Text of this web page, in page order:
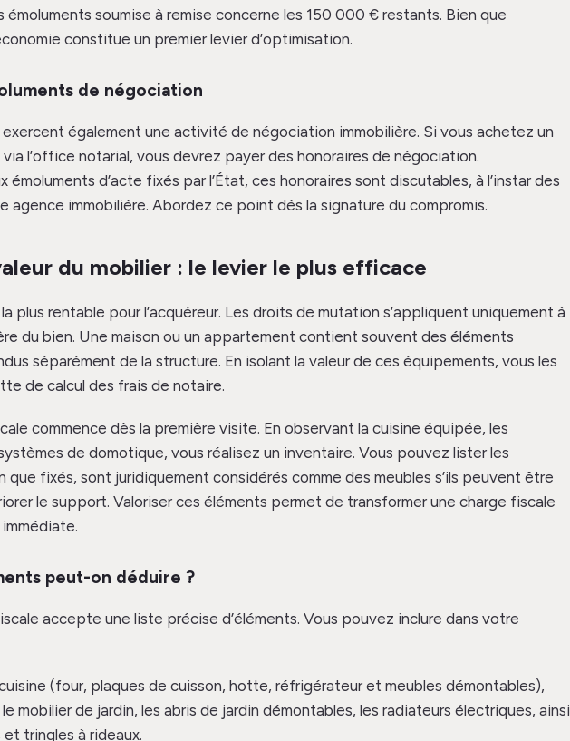
soumise à remise concerne les 150 000 € restants. Bien que
constitue un premier levier d’optimisation.
de négociation
également une activité de négociation immobilière. Si vous achetez un
l’office notarial, vous devrez payer des honoraires de négociation.
émoluments d’acte fixés par l’État, ces honoraires sont discutables, à l’instar des
agence immobilière. Abordez ce point dès la signature du compromis.
du mobilier : le levier le plus efficace
plus rentable pour l’acquéreur. Les droits de mutation s’appliquent uniquement à
du bien. Une maison ou un appartement contient souvent des éléments
séparément de la structure. En isolant la valeur de ces équipements, vous les
de calcul des frais de notaire.
commence dès la première visite. En observant la cuisine équipée, les
de domotique, vous réalisez un inventaire. Vous pouvez lister les
que fixés, sont juridiquement considérés comme des meubles s’ils peuvent être
le support. Valoriser ces éléments permet de transformer une charge fiscale
peut-on déduire ?
accepte une liste précise d’éléments. Vous pouvez inclure dans votre
(four, plaques de cuisson, hotte, réfrigérateur et meubles démontables),
le mobilier de jardin, les abris de jardin démontables, les radiateurs électriques, ainsi
et tringles à rideaux.